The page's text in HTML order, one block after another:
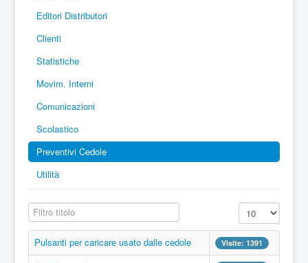
Editori Distributori
Clienti
Statistiche
Movim. Interni
Comunicazioni
Scolastico
Preventivi Cedole
Utilità
Filtro titolo Visualizza n.
Pulsanti per caricare usato dalle cedole Visite: 1391